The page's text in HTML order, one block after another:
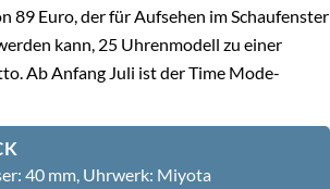
Euro, der für Aufsehen im Schaufenster
kann, 25 Uhrenmodell zu einer
Ab Anfang Juli ist der Time Mode-
40 mm, Uhrwerk: Miyota